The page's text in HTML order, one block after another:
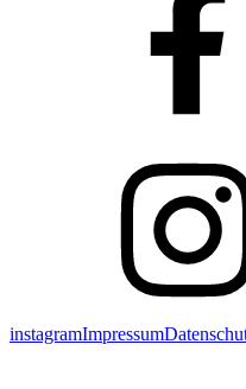
instagramImpressum